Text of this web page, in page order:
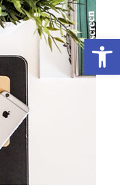
Abrir